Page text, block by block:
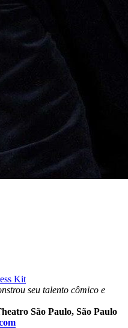
Kit
seu talento cômico e
São Paulo, São Paulo